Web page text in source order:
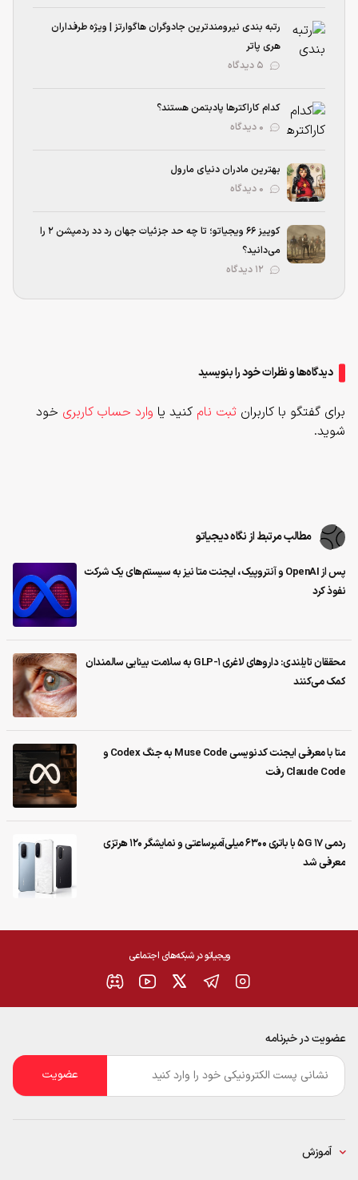
رتبه بندی نیرومند‌ترین جادوگران هاگوارتز | ویژه طرفداران
هری پاتر
کدام کاراکترها پادبتمن هستند؟
بهترین مادران دنیای مارول
کوییز ۶۶ ویجیاتو؛ تا چه حد جزئیات جهان رد دد ردمپشن ۲ را
می‌دانید؟
دیدگاه‌ها و نظرات خود را بنویسید
برای گفتگو با کاربران ثبت نام کنید یا وارد حساب کاربری خود
شوید.
مطالب مرتبط از نگاه دیجیاتو
پس از OpenAI و آنتروپیک، ایجنت متا نیز به سیستم‌های یک شرکت
نفوذ کرد
محققان تایلندی: داروهای لاغری GLP-1 به سلامت بینایی سالمندان
کمک می‌کنند
متا با معرفی ایجنت کدنویسی Muse Code به جنگ Codex و
Claude Code رفت
ردمی 17 5G با باتری ۶۳۰۰ میلی‌آمپرساعتی و نمایشگر ۱۲۰ هرتزی
معرفی شد
ویجیاتو در شبکه‌های اجتماعی
عضویت در خبرنامه
ایمیل
آموزش